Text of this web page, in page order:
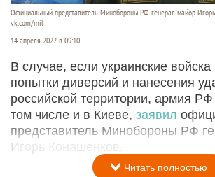
Официальный представитель Минобороны РФ генерал-майор
vk.com/mil
14 апреля 2022 в 09:10
В случае, если украинские
попытки диверсий и нанесения
российской территории, армия РФ
том числе и в Киеве, заявил
представитель Минобороны РФ
Игорь Конашенков.
Читать полностью